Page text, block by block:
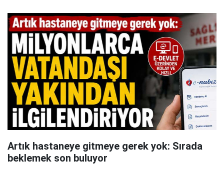
Artık hastaneye gitmeye gerek yok: Sırada
beklemek son buluyor